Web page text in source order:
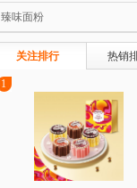
臻味面粉
关注排行 热销
1